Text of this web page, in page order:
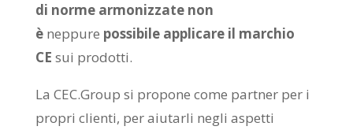
di norme armonizzate non
è neppure possibile applicare il marchio
CE sui prodotti.
La CEC.Group si propone come partner per i
propri clienti, per aiutarli negli aspetti